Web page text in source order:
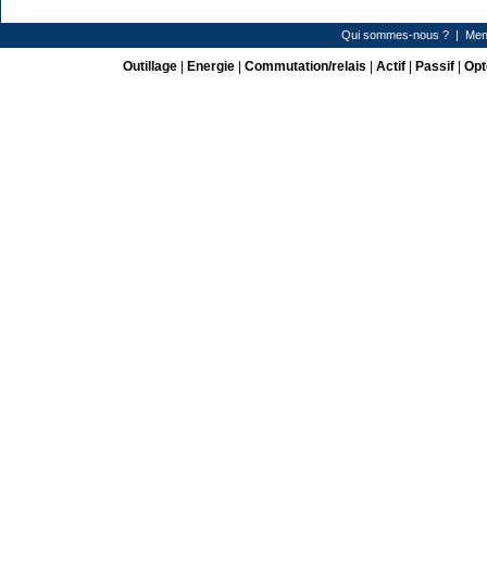
Qui sommes-nous ? |
Outillage| Energie| Commutation/relais Actif| Passif|